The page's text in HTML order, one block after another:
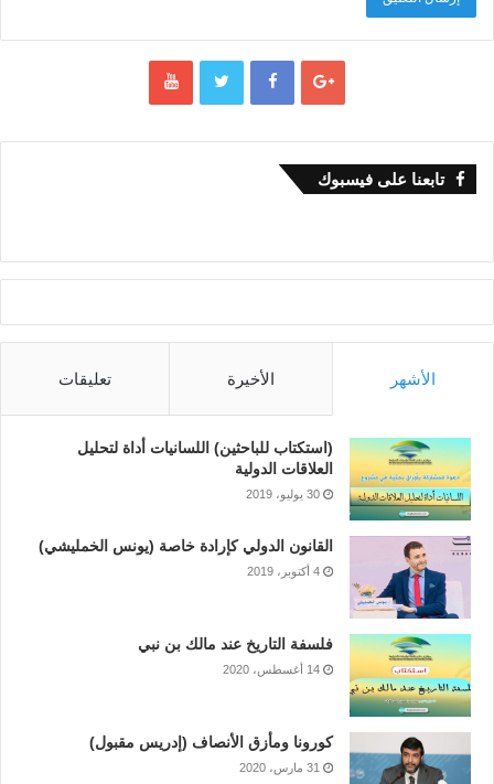
تابعنا على فيسبوك
الأشهر الأخيرة تعليقات
(استكتاب للباحثين) اللسانيات أداة لتحليل
العلاقات الدولية
30 يوليو، 2019
القانون الدولي كإرادة خاصة (يونس الخمليشي)
4 أكتوبر، 2019
فلسفة التاريخ عند مالك بن نبي
14 أغسطس، 2020
كورونا ومأزق الأنصاف (إدريس مقبول)
31 مارس، 2020